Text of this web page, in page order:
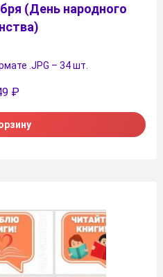
(День народного
.JPG – 34 шт.
₽